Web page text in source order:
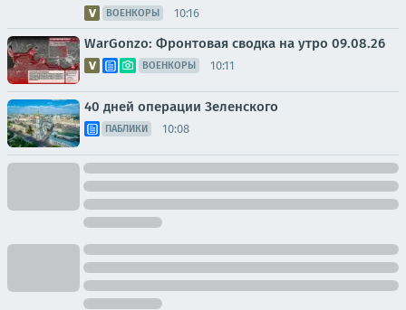
ВОЕНКОРЫ 10:16
WarGonzo: Фронтовая сводка на утро 09.08.26
ВОЕНКОРЫ 10:11
40 дней операции Зеленского
ПАБЛИКИ 10:08